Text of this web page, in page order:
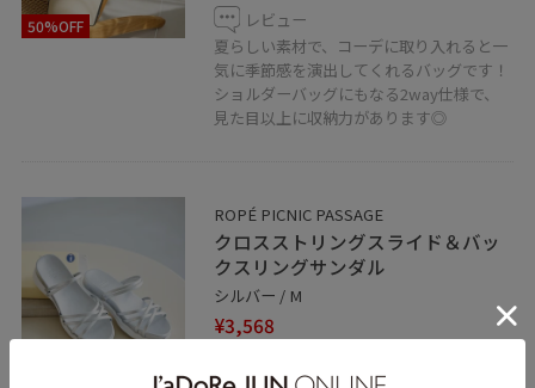
50%OFF
レビュー
夏らしい素材で、コーデに取り入れると一
気に季節感を演出してくれるバッグです！
ショルダーバッグにもなる2way仕様で、
見た目以上に収納力があります◎
ROPÉ PICNIC PASSAGE
クロスストリングスライド＆バッ
クスリングサンダル
シルバー / M
¥3,568
レビュー